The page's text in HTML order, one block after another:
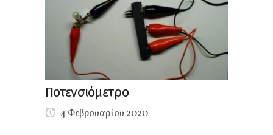
Ποτενσιόμετρο
4 Φεβρουαρίου 2020